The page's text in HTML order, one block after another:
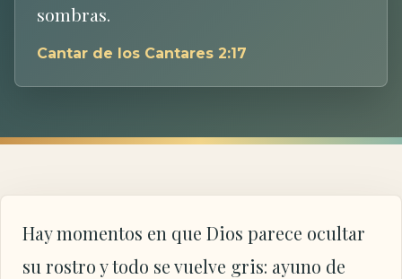
sombras.
Cantar de los Cantares 2:17
Hay momentos en que Dios parece ocultar
su rostro y todo se vuelve gris: ayuno de